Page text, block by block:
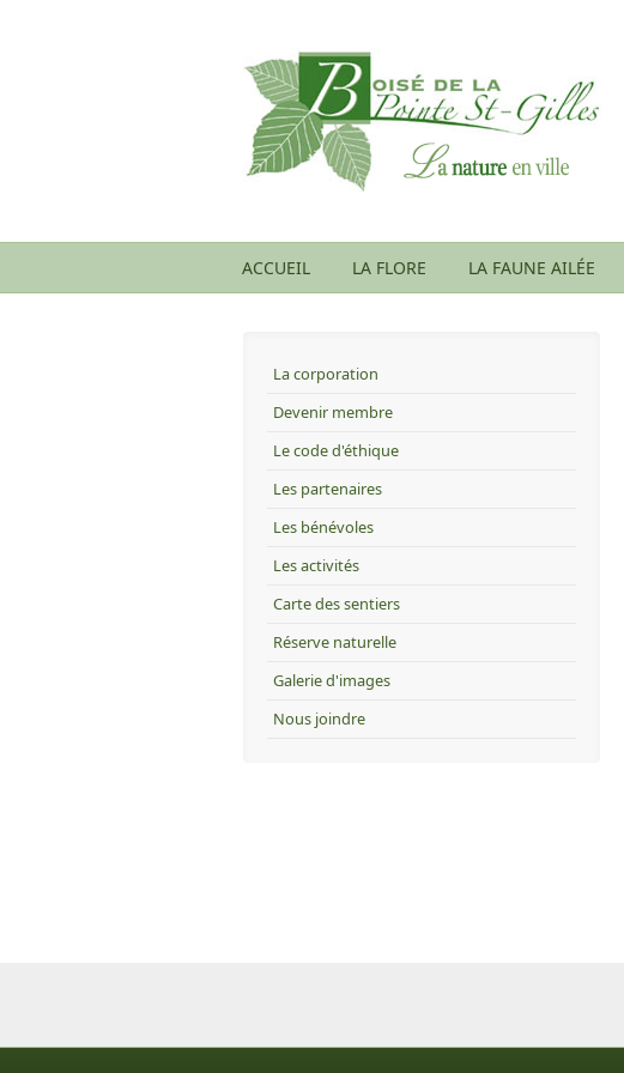
ACCUEIL LA FLORE LA FAUNE AILÉE
La corporation
Devenir membre
Le code d'éthique
Les partenaires
Les bénévoles
Les activités
Carte des sentiers
Réserve naturelle
Galerie d'images
Nous joindre